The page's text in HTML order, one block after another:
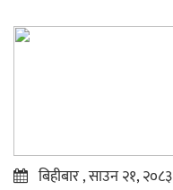
बिहीबार , साउन २१, २०८३